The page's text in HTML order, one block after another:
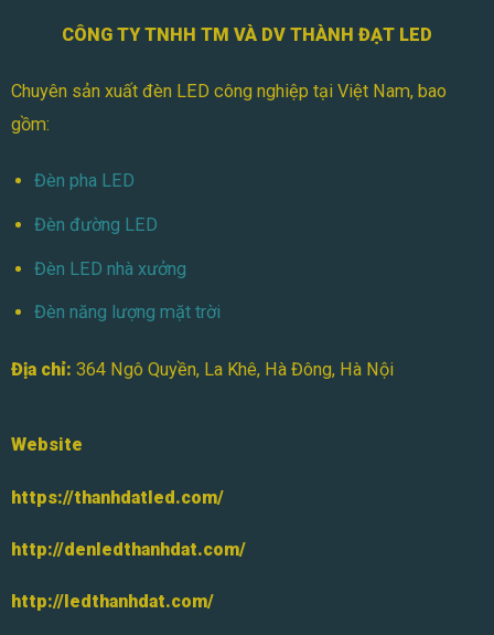
Cập
Nhất
CÔNG TY TNHH TM VÀ DV THÀNH ĐẠT LED
Chuyên sản xuất đèn LED công nghiệp tại Việt Nam, bao
gồm:
Đèn pha LED
Đèn đường LED
Đèn LED nhà xưởng
Đèn năng lượng mặt trời
Địa chỉ: 364 Ngô Quyền, La Khê, Hà Đông, Hà Nội
Website
https://thanhdatled.com/
http://denledthanhdat.com/
http://ledthanhdat.com/